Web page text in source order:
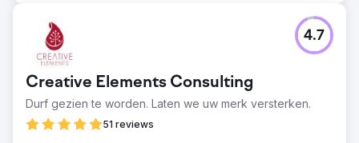
Creative Elements Consulting
Durf gezien te worden. Laten we uw merk versterken.
51 reviews
4.7